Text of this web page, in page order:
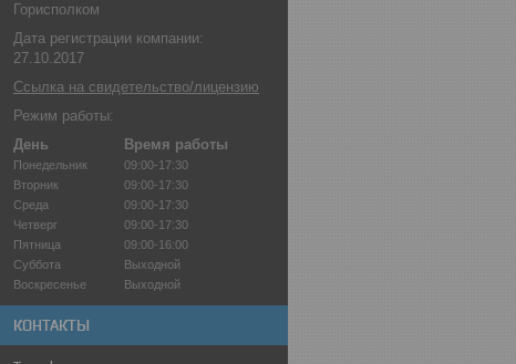
Горисполком
Дата регистрации компании:
27.10.2017
Ссылка на свидетельство/лицензию
Режим работы:
День
Время работы
Понедельник
09:00-17:30
Вторник
09:00-17:30
Среда
09:00-17:30
Четверг
09:00-17:30
Пятница
09:00-16:00
Суббота
Выходной
Воскресенье
Выходной
КОНТАКТЫ